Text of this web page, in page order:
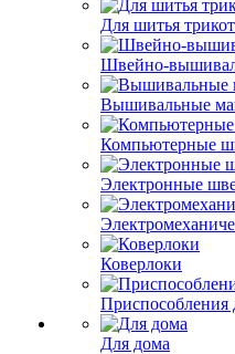
Для шитья
Швейно-
Вышивальные
Компьютерные
Электронные
Коверлоки
Для дома